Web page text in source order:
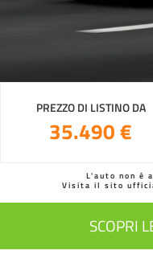
PREZZO DI LISTINO DA
35.490 €
L'auto non è
Visita il sito
SCOPRI